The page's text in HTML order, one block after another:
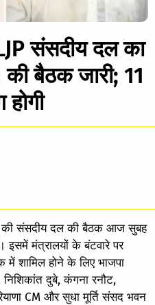
संसदीय दल का
की बैठक जारी; 11
संसदीय दल की बैठक आज सुबह
मंत्रालयों के बंटवारे पर
में शामिल होने के लिए भाजपा
निशिकांत दुबे, कंगना रनौट,
CM और सुधा मूर्ति संसद भवन